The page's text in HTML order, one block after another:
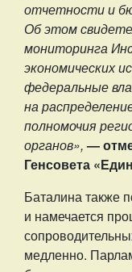
отчетности и
Об этом
мониторинга
экономических
федеральные
на
полномочия
органов», —
Генсовета
Баталина также
и намечается
медленно.